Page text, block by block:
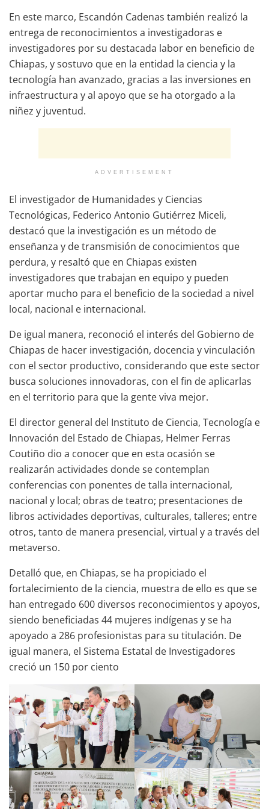
En este marco, Escandón Cadenas también realizó la
entrega de reconocimientos a investigadoras e
investigadores por su destacada labor en beneficio de
Chiapas, y sostuvo que en la entidad la ciencia y la
tecnología han avanzado, gracias a las inversiones en
infraestructura y al apoyo que se ha otorgado a la
niñez y juventud.
ADVERTISEMENT
El investigador de Humanidades y Ciencias
Tecnológicas, Federico Antonio Gutiérrez Miceli,
destacó que la investigación es un método de
enseñanza y de transmisión de conocimientos que
perdura, y resaltó que en Chiapas existen
investigadores que trabajan en equipo y pueden
aportar mucho para el beneficio de la sociedad a nivel
local, nacional e internacional.
De igual manera, reconoció el interés del Gobierno de
Chiapas de hacer investigación, docencia y vinculación
con el sector productivo, considerando que este sector
busca soluciones innovadoras, con el fin de aplicarlas
en el territorio para que la gente viva mejor.
El director general del Instituto de Ciencia, Tecnología e
Innovación del Estado de Chiapas, Helmer Ferras
Coutiño dio a conocer que en esta ocasión se
realizarán actividades donde se contemplan
conferencias con ponentes de talla internacional,
nacional y local; obras de teatro; presentaciones de
libros actividades deportivas, culturales, talleres; entre
otros, tanto de manera presencial, virtual y a través del
metaverso.
Detalló que, en Chiapas, se ha propiciado el
fortalecimiento de la ciencia, muestra de ello es que se
han entregado 600 diversos reconocimientos y apoyos,
siendo beneficiadas 44 mujeres indígenas y se ha
apoyado a 286 profesionistas para su titulación. De
igual manera, el Sistema Estatal de Investigadores
creció un 150 por ciento